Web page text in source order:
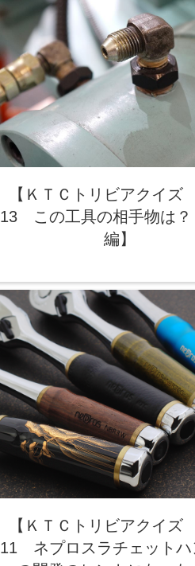
【ＫＴＣトリビアクイ
13 この工具の相手物は
編】
【ＫＴＣトリビアクイ
11 ネプロスラチェットハ